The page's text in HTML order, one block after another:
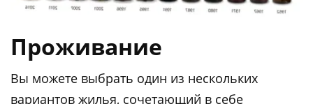
Проживание
Вы можете выбрать один из нескольких
вариантов жилья, сочетающий в себе